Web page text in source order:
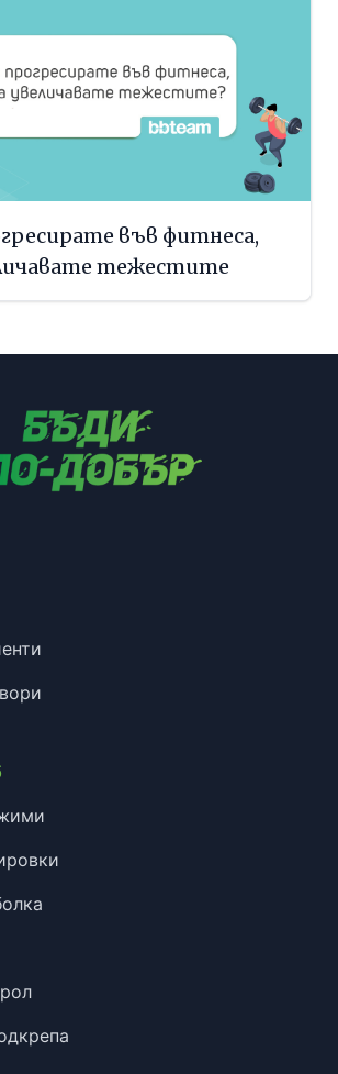
във фитнеса,
тежестите